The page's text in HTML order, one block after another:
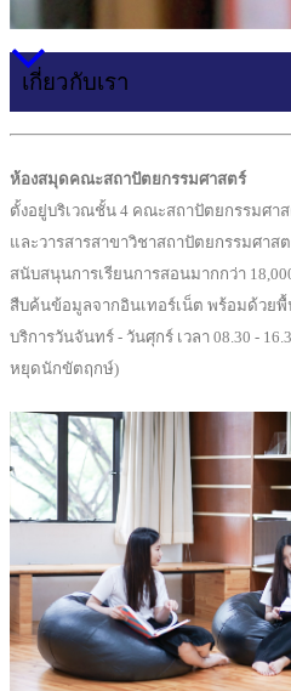
เกี่ยวกับเรา
ห้องสมุดคณะสถาปัตยกรรมศาสตร์
ตั้งอยู่บริเวณชั้น 4 คณะสถาปัตยกรรมศา
และวารสารสาขาวิชาสถาปัตยกรรมศาส
สนับสนุนการเรียนการสอนมากกว่า
สืบค้นข้อมูลจากอินเทอร์เน็ต พร้อมด้วยพื้
บริการวันจันทร์ - วันศุกร์ เวลา 08.30 -
หยุดนักขัตฤกษ์)